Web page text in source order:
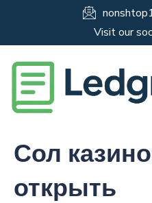
Visit our
Сол
открыть